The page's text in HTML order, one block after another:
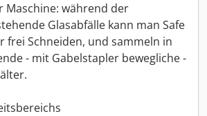
Maschine: während der
Glasabfälle kann man Safe
frei Schneiden, und sammeln in
- mit Gabelstapler bewegliche -